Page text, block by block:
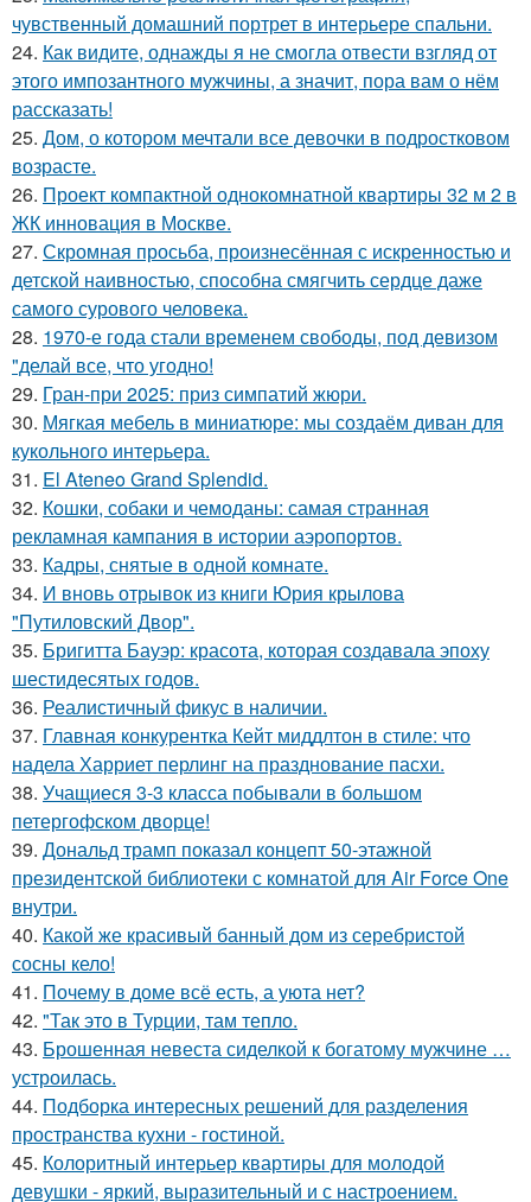
чувственный домашний портрет в интерьере спальни.
24. Как видите, однажды я не смогла отвести взгляд от
этого импозантного мужчины, а значит, пора вам о нём
рассказать!
25. Дом, о котором мечтали все девочки в подростковом
возрасте.
26. Проект компактной однокомнатной квартиры 32 м 2 в
ЖК инновация в Москве.
27. Скромная просьба, произнесённая с искренностью и
детской наивностью, способна смягчить сердце даже
самого сурового человека.
28. 1970-е года стали временем свободы, под девизом
"делай все, что угодно!
29. Гран-при 2025: приз симпатий жюри.
30. Мягкая мебель в миниатюре: мы создаём диван для
кукольного интерьера.
31. El Ateneo Grand Splendid.
32. Кошки, собаки и чемоданы: самая странная
рекламная кампания в истории аэропортов.
33. Кадры, снятые в одной комнате.
34. И вновь отрывок из книги Юрия крылова
"Путиловский Двор".
35. Бригитта Бауэр: красота, которая создавала эпоху
шестидесятых годов.
36. Реалистичный фикус в наличии.
37. Главная конкурентка Кейт миддлтон в стиле: что
надела Харриет перлинг на празднование пасхи.
38. Учащиеся 3-3 класса побывали в большом
петергофском дворце!
39. Дональд трамп показал концепт 50-этажной
президентской библиотеки с комнатой для Air Force One
внутри.
40. Какой же красивый банный дом из серебристой
сосны кело!
41. Почему в доме всё есть, а уюта нет?
42. "Так это в Турции, там тепло.
43. Брошенная невеста сиделкой к богатому мужчине …
устроилась.
44. Подборка интересных решений для разделения
пространства кухни - гостиной.
45. Колоритный интерьер квартиры для молодой
девушки - яркий, выразительный и с настроением.